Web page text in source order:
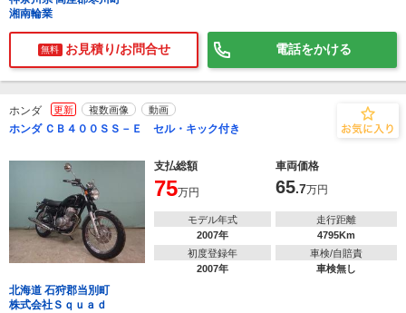
湘南輪業
無料 お見積り/お問合せ 電話をかける
ホンダ 更新 複数画像 動画
ホンダ ＣＢ４００ＳＳ－Ｅ セル・キック付き
支払総額 車両価格
75万円 65.7万円
モデル年式
2007年
走行距離
4795Km
初度登録年
2007年
車検/自賠責
車検無し
北海道 石狩郡当別町
株式会社Ｓｑｕａｄ